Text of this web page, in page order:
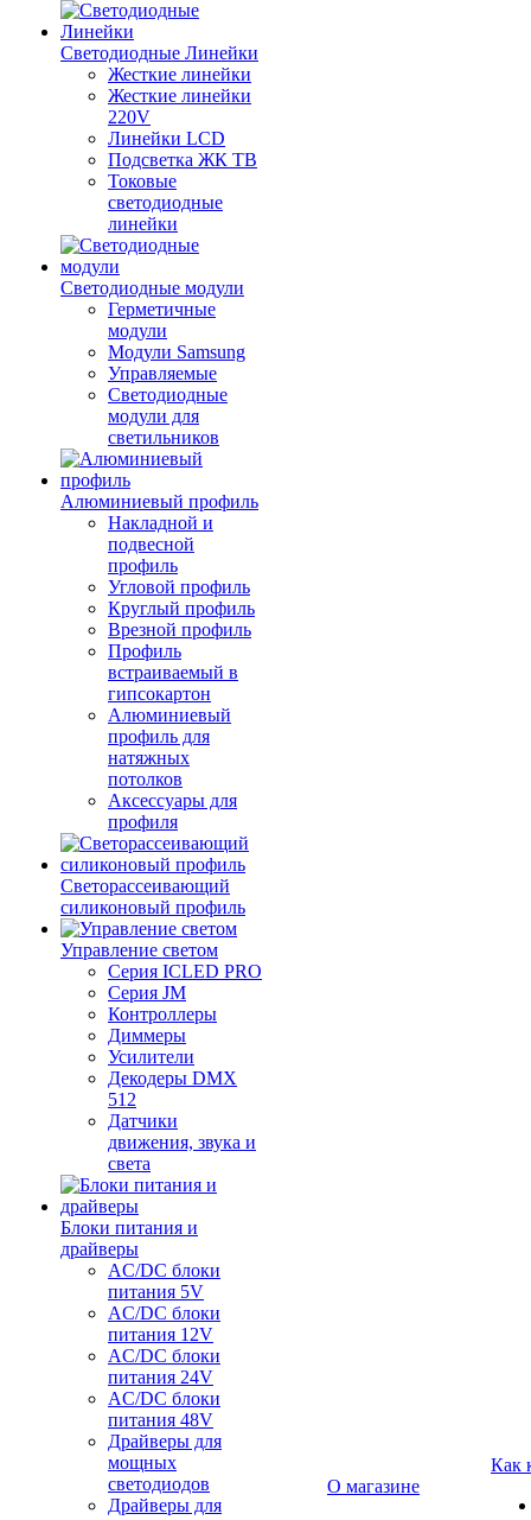
Светодиодные Линейки
Жесткие линейки
Жесткие линейки
220V
Линейки LCD
Подсветка ЖК ТВ
Токовые
светодиодные
линейки
Светодиодные модули
Герметичные
модули
Модули Samsung
Управляемые
Светодиодные
модули для
светильников
Алюминиевый профиль
Накладной и
подвесной
профиль
Угловой профиль
Круглый профиль
Врезной профиль
Профиль
встраиваемый в
гипсокартон
Алюминиевый
профиль для
натяжных
потолков
Аксессуары для
профиля
Светорассеивающий
силиконовый профиль
Управление светом
Серия ICLED PRO
Серия JM
Контроллеры
Диммеры
Усилители
Декодеры DMX
512
Датчики
движения, звука и
света
Блоки питания и
драйверы
AC/DC блоки
питания 5V
AC/DC блоки
питания 12V
AC/DC блоки
питания 24V
AC/DC блоки
питания 48V
Драйверы для
мощных
светодиодов
Драйверы для
О магазине
Как